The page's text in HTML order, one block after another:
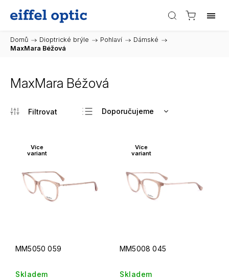
Domů / Dioptrické brýle / Pohlaví / Dámské /
MaxMara Béžová
MaxMara Béžová
Doporučujeme
Nejdražší
Abecedně
Více
variant
MM5050 059
Skladem
Více
variant
MM5008 045
Skladem